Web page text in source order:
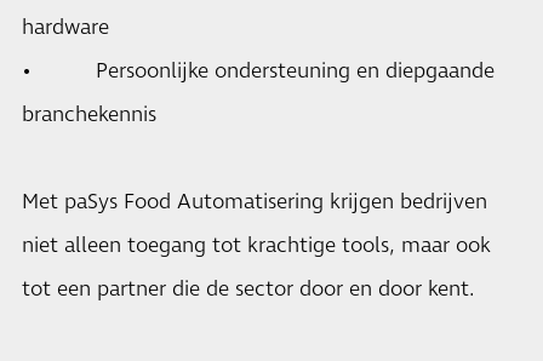
hardware
• Persoonlijke ondersteuning en diepgaande
branchekennis
Met paSys Food Automatisering krijgen bedrijven
niet alleen toegang tot krachtige tools, maar ook
tot een partner die de sector door en door kent.